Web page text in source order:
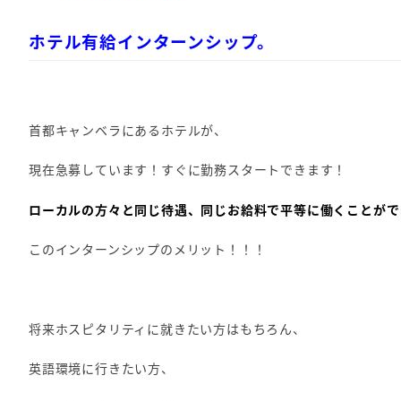
ホテル有給インターンシップ。
首都キャンベラにあるホテルが、
現在急募しています！すぐに勤務スタートできます！
ローカルの方々と同じ待遇、同じお給料で平等に働くことが
このインターンシップのメリット！！！
将来ホスピタリティに就きたい方はもちろん、
英語環境に行きたい方、